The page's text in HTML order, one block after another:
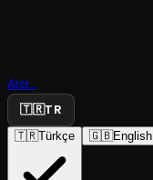
Ara...
🇹🇷TR
🇹🇷Türkçe 🇬🇧English